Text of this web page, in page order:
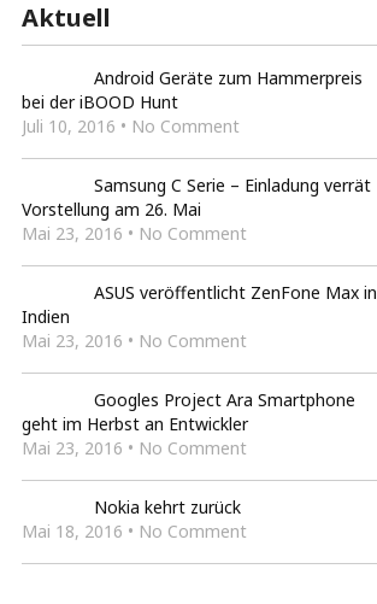
Aktuell
Android Geräte zum Hammerpreis
bei der iBOOD Hunt
Juli 10, 2016 • No Comment
Samsung C Serie – Einladung verrät
Vorstellung am 26. Mai
Mai 23, 2016 • No Comment
ASUS veröffentlicht ZenFone Max in
Indien
Mai 23, 2016 • No Comment
Googles Project Ara Smartphone
geht im Herbst an Entwickler
Mai 23, 2016 • No Comment
Nokia kehrt zurück
Mai 18, 2016 • No Comment